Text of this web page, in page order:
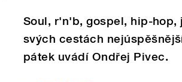
Soul, r'n'b, gospel, hip-hop,
svých cestách
pátek uvádí Ondřej Pivec.